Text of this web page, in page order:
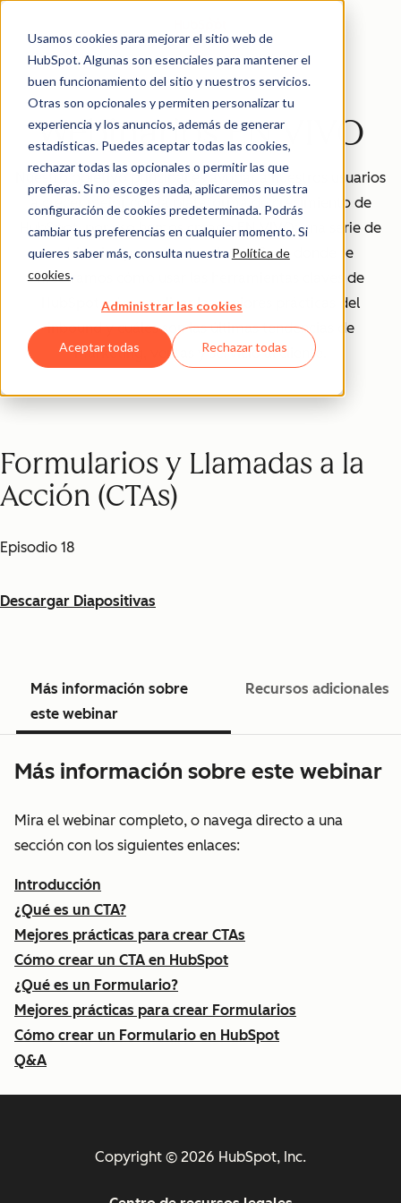
Usamos cookies para mejorar el sitio web de
HubSpot. Algunas son esenciales para mantener el
buen funcionamiento del sitio y nuestros servicios.
Otras son opcionales y permiten personalizar tu
experiencia y los anuncios, además de generar
estadísticas. Puedes aceptar todas las cookies,
rechazar todas las opcionales o permitir las que
prefieras. Si no escoges nada, aplicaremos nuestra
configuración de cookies predeterminada. Podrás
cambiar tus preferencias en cualquier momento. Si
quieres saber más, consulta nuestra Política de
cookies.
Administrar las cookies
Aceptar todas Rechazar todas
Webinarios EN VIVO
Nuestro objetivo principal es ayudar a nuestros usuarios
a crecer mejor con la plataforma de crecimiento de
HubSpot, por eso hemos creado EN VIVO: una serie de
webinarios para clientes de HubSpot donde te
mostramos cómo usar las herramientas claves de
HubSpot, cómo aplicar las mejores prácticas del
inbound y cuáles son las últimas tendencias de
marketing, ventas y servicio al cliente.
Formularios y Llamadas a la
Acción (CTAs)
Episodio 18
Descargar Diapositivas
Más información sobre
este webinar
Recursos adicionales
Más información sobre este webinar
Mira el webinar completo, o navega directo a una
sección con los siguientes enlaces:
Introducción
¿Qué es un CTA?
Mejores prácticas para crear CTAs
Cómo crear un CTA en HubSpot
¿Qué es un Formulario?
Mejores prácticas para crear Formularios
Cómo crear un Formulario en HubSpot
Q&A
Copyright © 2026 HubSpot, Inc.